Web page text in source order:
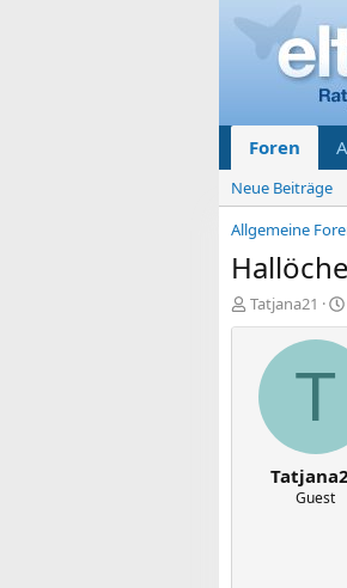
Foren
Neue Beiträge
Allgemeine
E
r
Tatjana21
T
Guest